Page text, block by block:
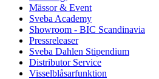
Mässor & Event
Sveba Academy
Showroom - BIC Scandinavia
Pressreleaser
Sveba Dahlen Stipendium
Distributor Service
Visselblåsarfunktion